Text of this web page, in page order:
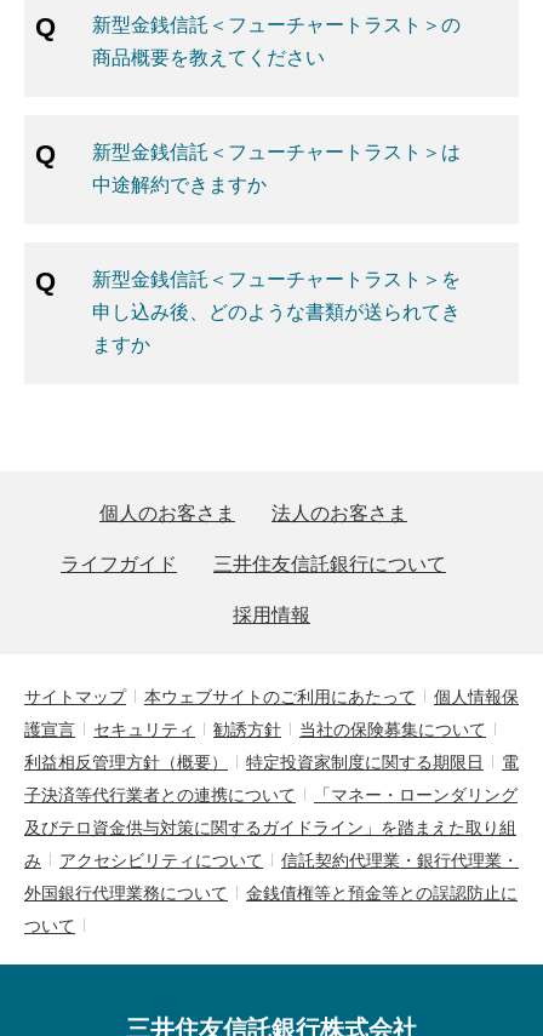
新型金銭信託＜フューチャートラスト＞の
商品概要を教えてください
新型金銭信託＜フューチャートラスト＞は
中途解約できますか
新型金銭信託＜フューチャートラスト＞を
申し込み後、どのような書類が送られてき
ますか
個人のお客さま
法人のお客さま
ライフガイド
三井住友信託銀行について
採用情報
サイトマップ 本ウェブサイトのご利用にあたって
個人情報保
護宣言
セキュリティ 勧誘方針
当社の保険募集について
利益相反管理方針（概要）
特定投資家制度に関する期限日
電
子決済等代行業者との連携について
「マネー・ローンダリング
及びテロ資金供与対策に関するガイドライン」を踏まえた取り組
み
アクセシビリティについて
信託契約代理業・銀行代理業・
外国銀行代理業務について
金銭債権等と預金等との誤認防止に
ついて
三井住友信託銀行株式会社